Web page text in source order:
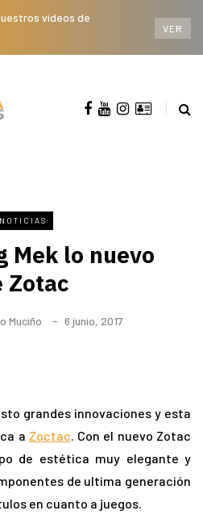
videos de
VER
NOTICIAS
Mek lo nuevo
Zotac
Muciño 6 junio, 2017
grandes innovaciones y esta
a Zoctac. Con el nuevo Zotac
de estética muy elegante y
de ultima generación
en cuanto a juegos.